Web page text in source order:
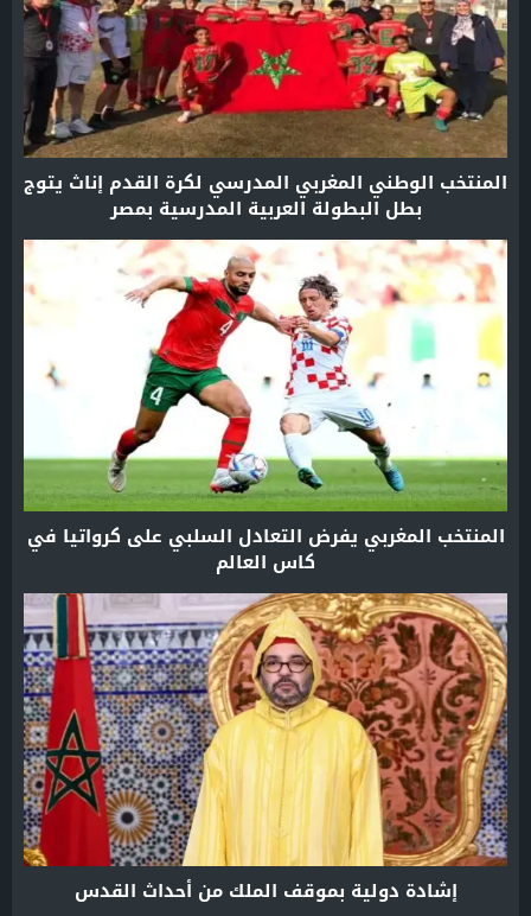
المنتخب الوطني المغربي المدرسي لكرة القدم إناث يتوج
بطل البطولة العربية المدرسية بمصر
المنتخب المغربي يفرض التعادل السلبي على كرواتيا في
كاس العالم
إشادة دولية بموقف الملك من أحداث القدس